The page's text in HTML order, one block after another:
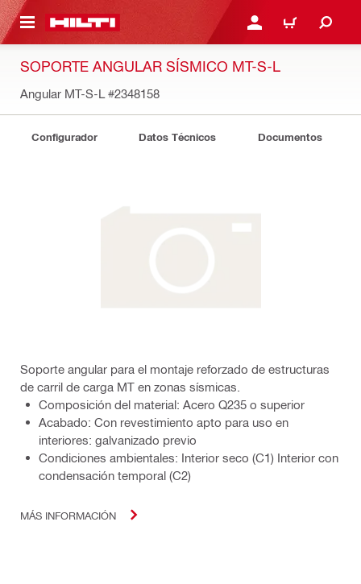
PRINCIPAL INICIE SESIÓN O
CARRITO
SOPORTE ANGULAR SÍSMICO MT-S-L
Angular MT-S-L #2348158
Configurador Datos Técnicos Documentos
Soporte angular para el montaje reforzado de estructuras
de carril de carga MT en zonas sísmicas.
Composición del material: Acero Q235 o superior
Acabado: Con revestimiento apto para uso en
interiores: galvanizado previo
Condiciones ambientales: Interior seco (C1) Interior con
condensación temporal (C2)
MÁS INFORMACIÓN